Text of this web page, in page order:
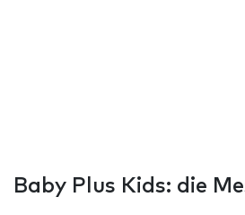
Baby Plus Kids: die